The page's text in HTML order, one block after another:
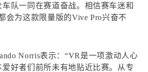
队一同在赛道奋战。相信赛车迷和
会为这款限量版的Vive Pro兴奋不
Norris表示：“VR是一项激动人心
好者们前所未有地贴近比赛。从专